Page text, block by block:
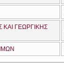
ΓΕΩΡΓΙΚΗΣ